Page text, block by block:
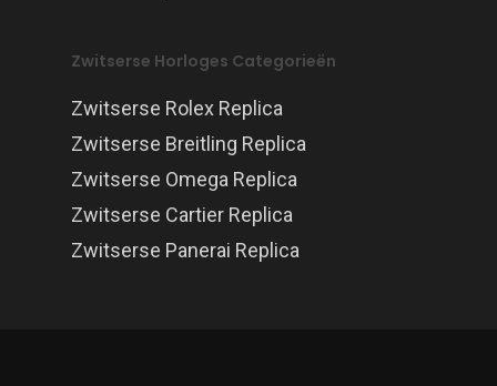
Zwitserse Horloges Categorieën
Zwitserse Rolex Replica
Zwitserse Breitling Replica
Zwitserse Omega Replica
Zwitserse Cartier Replica
Zwitserse Panerai Replica